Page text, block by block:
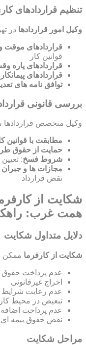
تنظیم قراردادهای
وکیل امور قراردادها در
قراردادهای موقت و
قوانین کار
قراردادهای پاره
قراردادهای
توافق نامه های
بررسی قانونی
وکیل متخصص قراردادها
مطابقت با قوانین
حمایت از حقوق
شروط فسخ:
مجازات ها و
نقض قرارداد
شکایت از
همت غرب:
دلایل متداول شکایت
شکایت از کارفرما ممکن
عدم پرداخت حقوق
اخراج غیرقانونی
عدم رعایت شرایط
تبعیض در محیط کار
عدم پرداخت
نقض حقوق بیمه ای
مراحل شکایت